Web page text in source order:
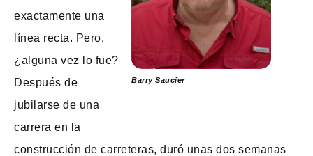
Barry Saucier
exactamente una
línea recta. Pero,
¿alguna vez lo fue?
Después de
jubilarse de una
carrera en la
construcción de carreteras, duró unas dos semanas